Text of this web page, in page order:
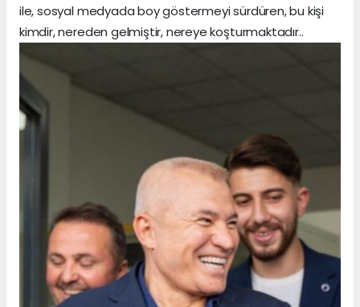
ile, sosyal medyada boy göstermeyi sürdüren, bu kişi
kimdir, nereden gelmiştir, nereye koşturmaktadır..